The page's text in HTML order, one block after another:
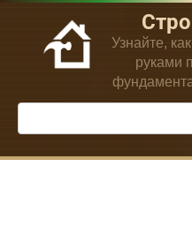
Перейти
контенту
Узнайте,
руками
Поиск: